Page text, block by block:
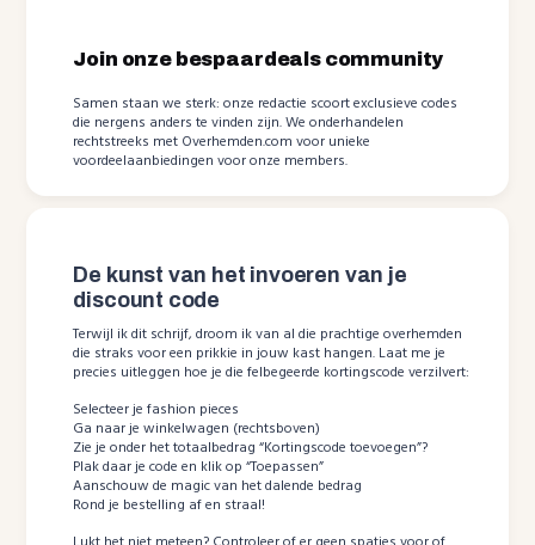
Join onze bespaardeals community
Samen staan we sterk: onze redactie scoort exclusieve codes
die nergens anders te vinden zijn. We onderhandelen
rechtstreeks met Overhemden.com voor unieke
voordeelaanbiedingen voor onze members.
De kunst van het invoeren van je
discount code
Terwijl ik dit schrijf, droom ik van al die prachtige overhemden
die straks voor een prikkie in jouw kast hangen. Laat me je
precies uitleggen hoe je die felbegeerde kortingscode verzilvert:
Selecteer je fashion pieces
Ga naar je winkelwagen (rechtsboven)
Zie je onder het totaalbedrag “Kortingscode toevoegen”?
Plak daar je code en klik op “Toepassen”
Aanschouw de magic van het dalende bedrag
Rond je bestelling af en straal!